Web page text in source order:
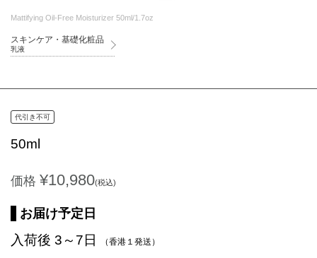
Mattifying Oil-Free Moisturizer 50ml/1.7oz
スキンケア・基礎化粧品
乳液
代引き不可
50ml
価格 ¥10,980(税込)
お届け予定日
入荷後 3～7日 （香港１発送）